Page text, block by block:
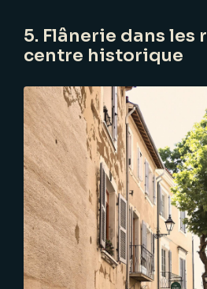
5. Flânerie dans les
centre historique